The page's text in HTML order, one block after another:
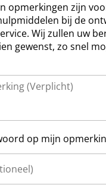
opmerkingen zijn
bij de
Wij zullen uw
gewenst, zo snel
op mijn